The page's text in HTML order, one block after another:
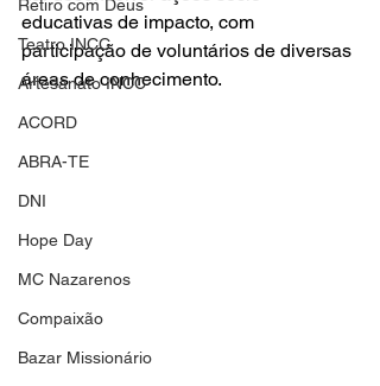
Retiro com Deus
Teatro INCC
Artesanato INCC
ACORD
ABRA-TE
DNI
Hope Day
MC Nazarenos
Compaixão
Bazar Missionário
educativas de impacto, com
participação de voluntários de diversas
áreas de conhecimento.